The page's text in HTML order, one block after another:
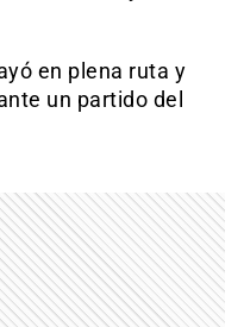
en plena ruta y
un partido del